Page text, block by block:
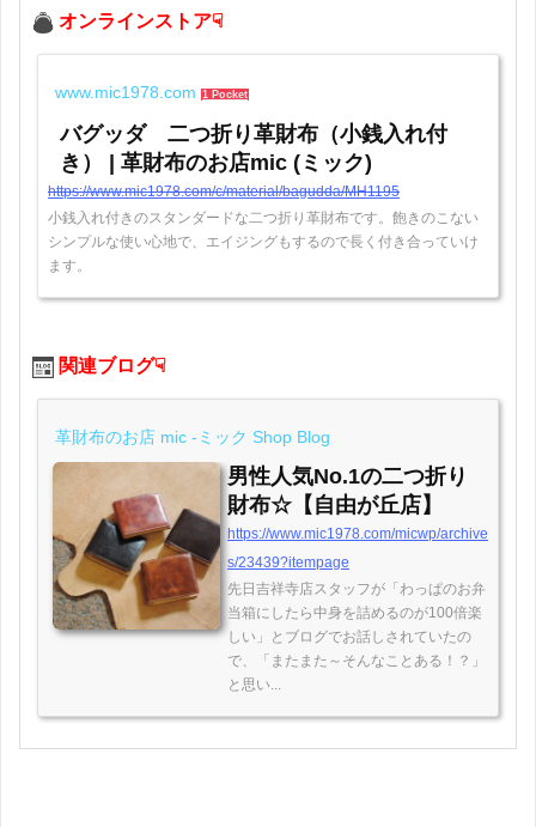
オンラインストア☟
www.mic1978.com 1 Pocket
バグッダ 二つ折り革財布（小銭入れ付
き） | 革財布のお店mic (ミック)
https://www.mic1978.com/c/material/bagudda/MH1195
小銭入れ付きのスタンダードな二つ折り革財布です。飽きのこない
シンプルな使い心地で、エイジングもするので長く付き合っていけ
ます。
関連ブログ☟
革財布のお店 mic -ミック Shop Blog
男性人気No.1の二つ折り
財布☆【自由が丘店】
https://www.mic1978.com/micwp/archive
s/23439?itempage
先日吉祥寺店スタッフが「わっぱのお弁
当箱にしたら中身を詰めるのが100倍楽
しい」とブログでお話しされていたの
で、「またまた～そんなことある！？」
と思い...